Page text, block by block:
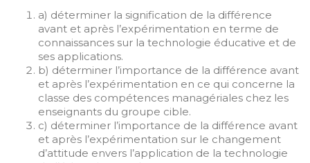
a) déterminer la signification de la différence
avant et après l’expérimentation en terme de
connaissances sur la technologie éducative et de
ses applications.
b) déterminer l’importance de la différence avant
et après l’expérimentation en ce qui concerne la
classe des compétences managériales chez les
enseignants du groupe cible.
c) déterminer l’importance de la différence avant
et après l’expérimentation sur le changement
d’attitude envers l’application de la technologie